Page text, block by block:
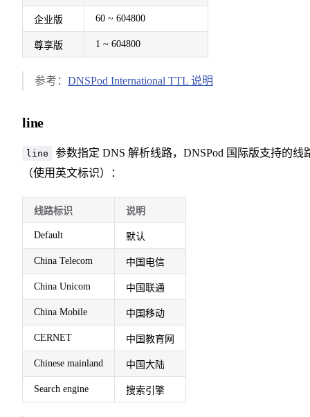
企业版 60 ~ 604800
尊享版 1 ~ 604800
参考： DNSPod International TTL 说明
line
line
参数指定 DNS 解析线路，DNSPod 国际版支持的线
（使用英文标识）：
线路标识 说明
Default 默认
China Telecom 中国电信
China Unicom 中国联通
China Mobile 中国移动
CERNET 中国教育网
Chinese mainland 中国大陆
Search engine 搜索引擎